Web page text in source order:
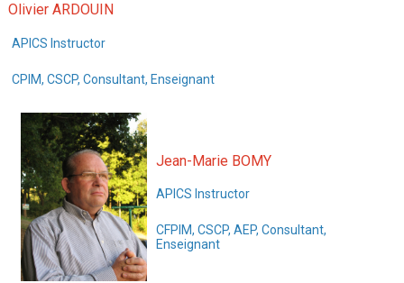
Olivier ARDOUIN
APICS Instructor
CPIM, CSCP, Consultant, Enseignant
Jean-Marie BOMY
APICS Instructor
CFPIM, CSCP, AEP, Consultant,
Enseignant